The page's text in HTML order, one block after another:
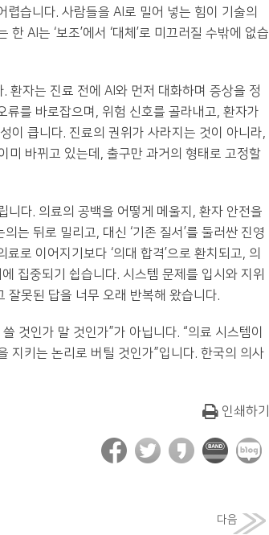
습니다. 사람들을 AI로 밀어 넣는 힘이 기술의
AI는 ‘보조’에서 ‘대체’로 미끄러질 수밖에 없습
환자는 진료 전에 AI와 먼저 대화하며 증상을 정
류를 바로잡으며, 위험 신호를 골라내고, 환자가
이 큽니다. 진료의 권위가 사라지는 것이 아니라,
미 바뀌고 있는데, 출구만 과거의 형태로 고정할
다. 의료의 공백을 어떻게 메울지, 환자 안전을
는 뒤로 밀리고, 대신 ‘기존 질서’를 둘러싼 진영
로 이어지기보다 ‘의대 합격’으로 환치되고, 의
집중되기 쉽습니다. 시스템 문제를 입시와 지위
잘못된 답을 너무 오래 반복해 왔습니다.
것인가 말 것인가”가 아닙니다. “의료 시스템이
지키는 논리로 버틸 것인가”입니다. 한국의 의사
인쇄하기
다음